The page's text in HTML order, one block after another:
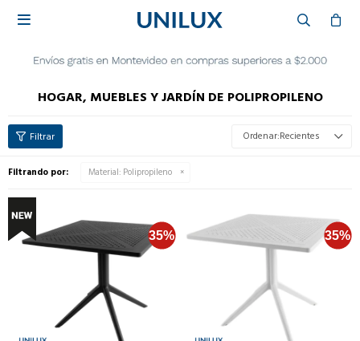

HOGAR, MUEBLES Y JARDÍN DE POLIPROPILENO
Recientes
Filtrando por: Material: Polipropileno